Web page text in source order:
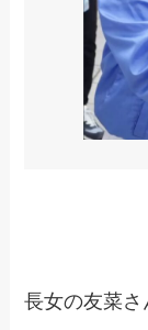
長女の友菜さ